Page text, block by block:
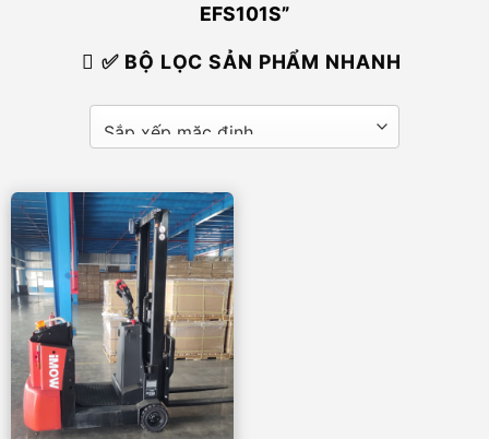
EFS101S”
✅ BỘ LỌC SẢN PHẨM NHANH